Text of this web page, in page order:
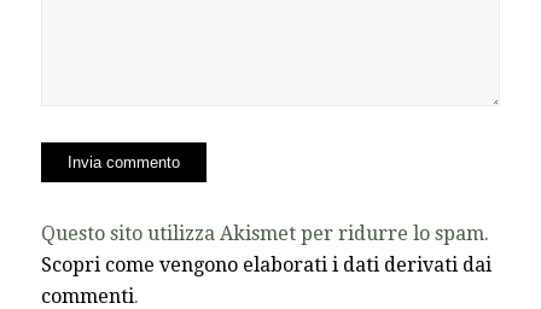
Questo sito utilizza Akismet per ridurre lo spam.
Scopri come vengono elaborati i dati derivati dai
commenti.